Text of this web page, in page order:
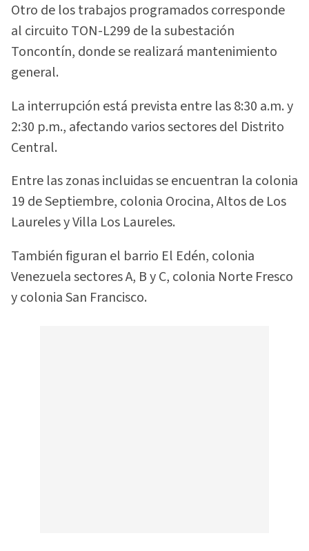
Otro de los trabajos programados corresponde
al circuito TON-L299 de la subestación
Toncontín, donde se realizará mantenimiento
general.
La interrupción está prevista entre las 8:30 a.m. y
2:30 p.m., afectando varios sectores del Distrito
Central.
Entre las zonas incluidas se encuentran la colonia
19 de Septiembre, colonia Orocina, Altos de Los
Laureles y Villa Los Laureles.
También figuran el barrio El Edén, colonia
Venezuela sectores A, B y C, colonia Norte Fresco
y colonia San Francisco.